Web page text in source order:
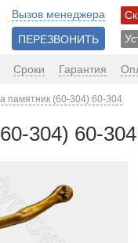
Вызов менеджера
ПЕРЕЗВОНИТЬ
Сроки Гарантия
памятник (60-304) 60-304
304) 60-304